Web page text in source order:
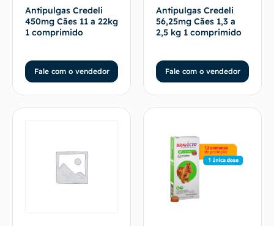
Antipulgas Credeli
450mg Cães 11 a 22kg
1 comprimido
Fale com o vendedor
Antipulgas Credeli
56,25mg Cães 1,3 a
2,5 kg 1 comprimido
Fale com o vendedor